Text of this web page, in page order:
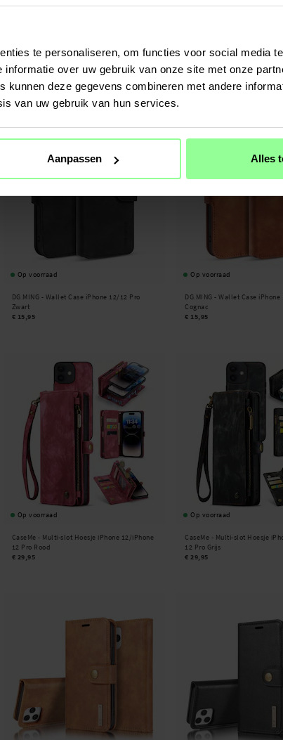
te personaliseren, om functies voor social media
over uw gebruik van onze site met onze
kunnen deze gegevens combineren met andere
van uw gebruik van hun services.
Aanpassen Alles
iPhone 12/iPhone 12 Pro Portemonnee tas
Quilted Blauw
€ 24,95
iPhone 12/iPhone 12 Pro
Quilted Zwart
€ 24,95
Op voorraad
DG.MING - Wallet Case iPhone 12/12 Pro
Zwart
€ 15,95
Op voorraad
DG.MING -Wallet Case iPhone
Cognac
€ 15,95
Op voorraad
CaseMe - Multi-slot Hoesje iPhone 12/iPhone
12 Pro Rood
€ 29,95
Op voorraad
CaseMe - Multi-slot Hoesje
12 Pro Grijs
€ 29,95